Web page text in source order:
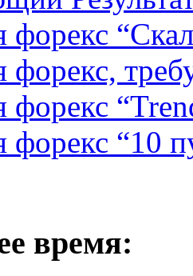
форекс
форекс,
форекс
форекс “10
время: